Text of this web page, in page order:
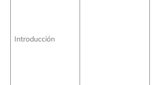
Introducción